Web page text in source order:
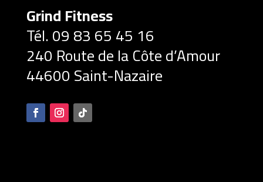
Grind Fitness
Tél. 09 83 65 45 16
240 Route de la Côte d’Amour
44600 Saint-Nazaire